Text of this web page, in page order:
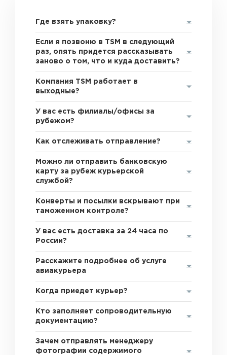
Где взять упаковку?
Если я позвоню в TSM в следующий
раз, опять придется рассказывать
заново о том, что и куда доставить?
Компания TSM работает в
выходные?
У вас есть филиалы/офисы за
рубежом?
Как отслеживать отправление?
Можно ли отправить банковскую
карту за рубеж курьерской
службой?
Конверты и посылки вскрывают при
таможенном контроле?
У вас есть доставка за 24 часа по
России?
Расскажите подробнее об услуге
авиакурьера
Когда приедет курьер?
Кто заполняет сопроводительную
документацию?
Зачем отправлять менеджеру
фотографии содержимого